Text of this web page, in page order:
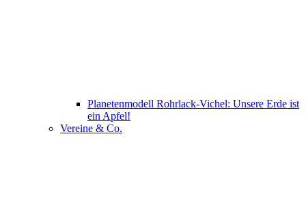
Planetenmodell Rohrlack-Vichel: Unsere Erde ist
ein Apfel!
Vereine & Co.